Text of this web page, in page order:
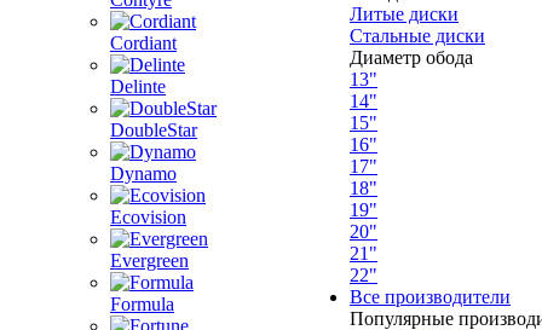
Cordiant
Delinte
DoubleStar
Dynamo
Ecovision
Evergreen
Formula
Литые диски
Стальные диски
Диаметр обода
13"
14"
15"
16"
17"
18"
19"
20"
21"
22"
Все производители
Популярные